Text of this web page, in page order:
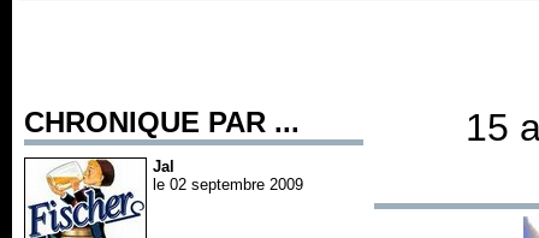
CHRONIQUE PAR ...
Jal
le 02 septembre 2009
15